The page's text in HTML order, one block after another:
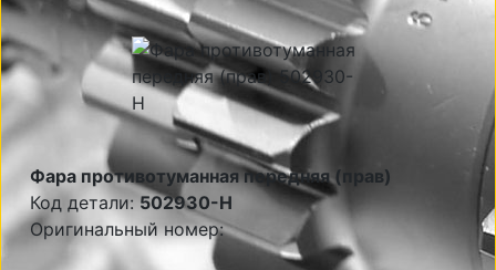
Фара противотуманная передняя (прав)
Код детали:502930-H
Оригинальный номер: